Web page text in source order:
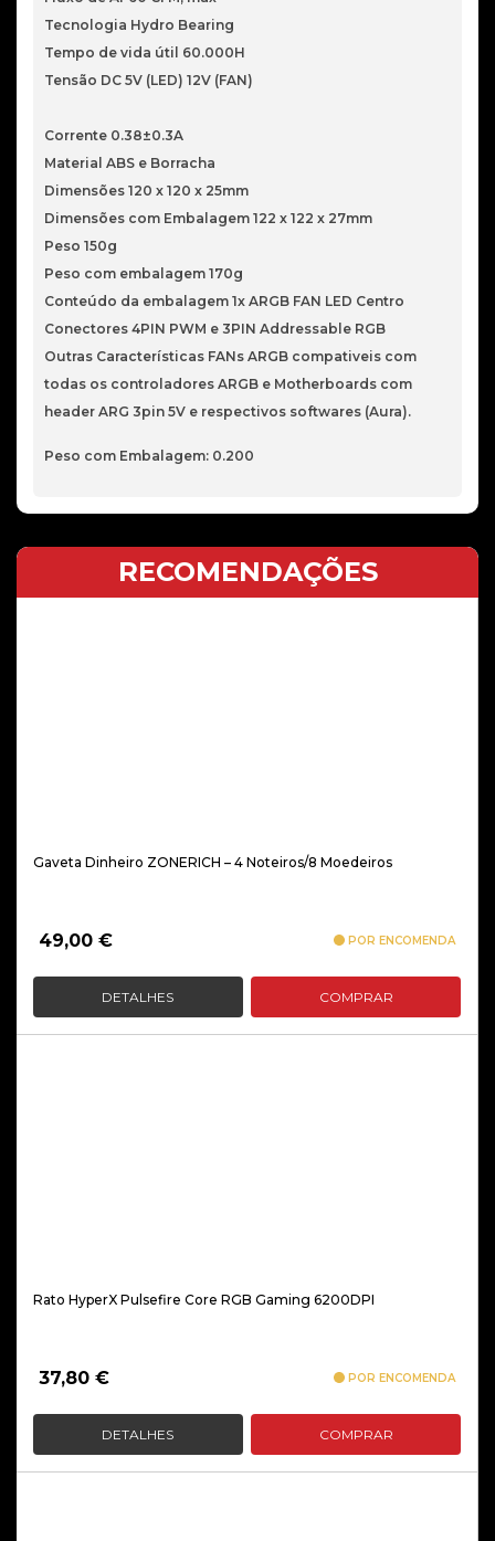
Tecnologia Hydro Bearing
Tempo de vida útil 60.000H
Tensão DC 5V (LED) 12V (FAN)
Corrente 0.38±0.3A
Material ABS e Borracha
Dimensões 120 x 120 x 25mm
Dimensões com Embalagem 122 x 122 x 27mm
Peso 150g
Peso com embalagem 170g
Conteúdo da embalagem 1x ARGB FAN LED Centro
Conectores 4PIN PWM e 3PIN Addressable RGB
Outras Características FANs ARGB compativeis com
todas os controladores ARGB e Motherboards com
header ARG 3pin 5V e respectivos softwares (Aura).
Peso com Embalagem: 0.200
RECOMENDAÇÕES
Gaveta Dinheiro ZONERICH – 4 Noteiros/8 Moedeiros
49,00 € POR ENCOMENDA
DETALHES COMPRAR
Rato HyperX Pulsefire Core RGB Gaming 6200DPI
37,80 € POR ENCOMENDA
DETALHES COMPRAR